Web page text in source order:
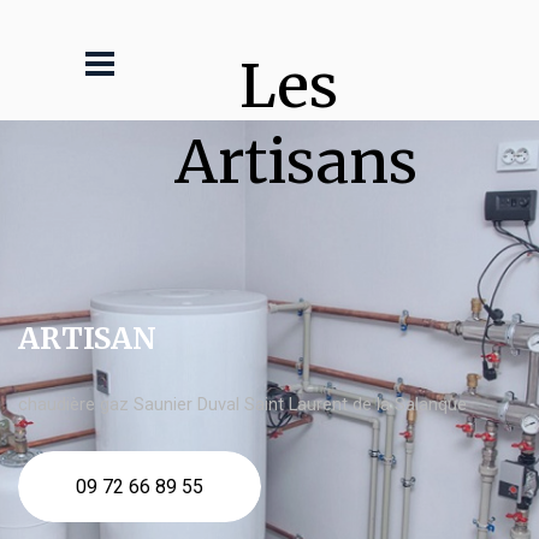
Les
Artisans
ARTISAN
chaudière gaz Saunier Duval Saint Laurent de la Salanque
09 72 66 89 55